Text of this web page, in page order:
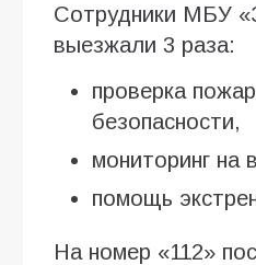
Сотрудники МБУ
выезжали 3 раза:
проверка
безопасности,
мониторинг на
помощь
На номер «112»